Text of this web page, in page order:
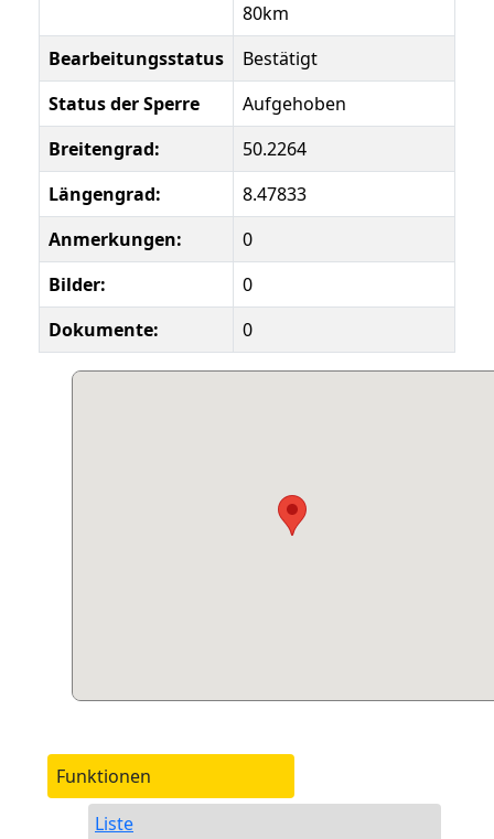
80km
Bearbeitungsstatus
Bestätigt
Status der Sperre
Aufgehoben
Breitengrad:
50.2264
Längengrad:
8.47833
Anmerkungen:
0
Bilder:
0
Dokumente:
0
Funktionen
Liste